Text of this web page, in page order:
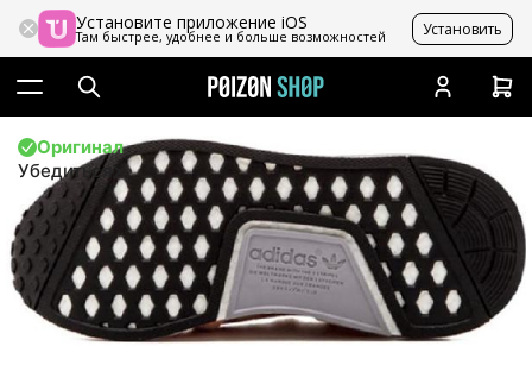
Установите приложение iOS
Там быстрее, удобнее и больше возможностей Установить
Оригинал
Убедиться